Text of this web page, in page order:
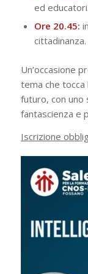
ed educatori.
Ore 20.45:
cittadinanza.
Un’occasione
tema che
futuro, con uno
fantascienza e
Iscrizione